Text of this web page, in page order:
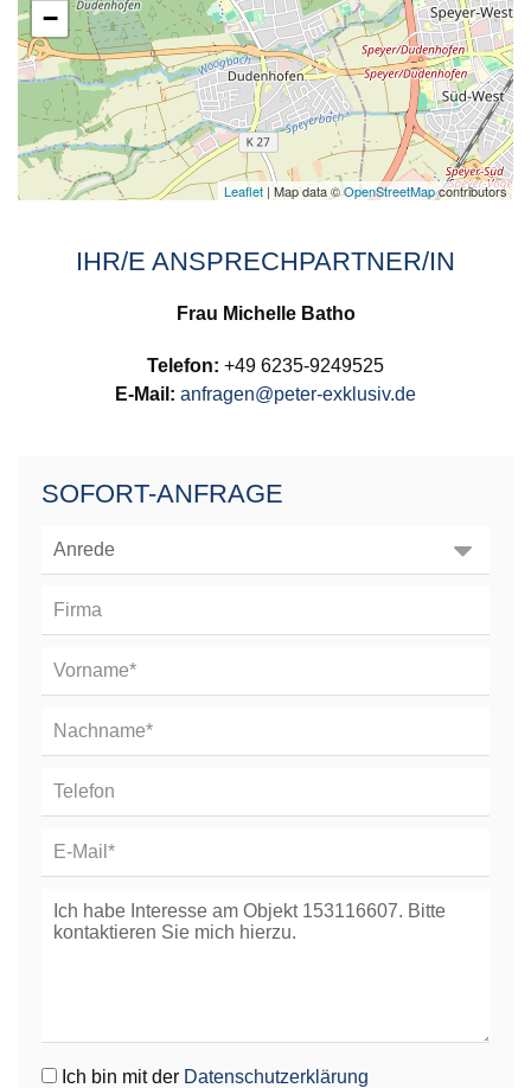
−
Leaflet | Map data ©OpenStreetMapcontributors
IHR/E ANSPRECHPARTNER/IN
Frau Michelle Batho
Telefon: +49 6235-9249525
E-Mail: anfragen@peter-exklusiv.de
SOFORT-ANFRAGE
Ich bin mit der Datenschutzerklärung